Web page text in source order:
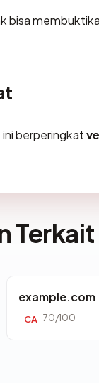
bisa
ini berperingkat
Terkait
example.com
CA 70/100